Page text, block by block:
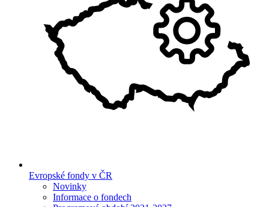
Evropské fondy v ČR
Novinky
Informace o fondech